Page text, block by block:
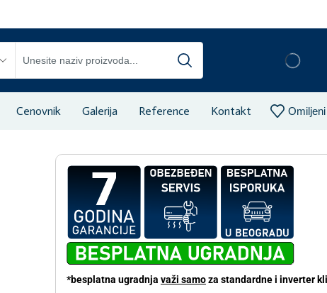
Cenovnik Galerija Reference Kontakt Omiljeni
*besplatna ugradnja važi samoza standardne i inverter